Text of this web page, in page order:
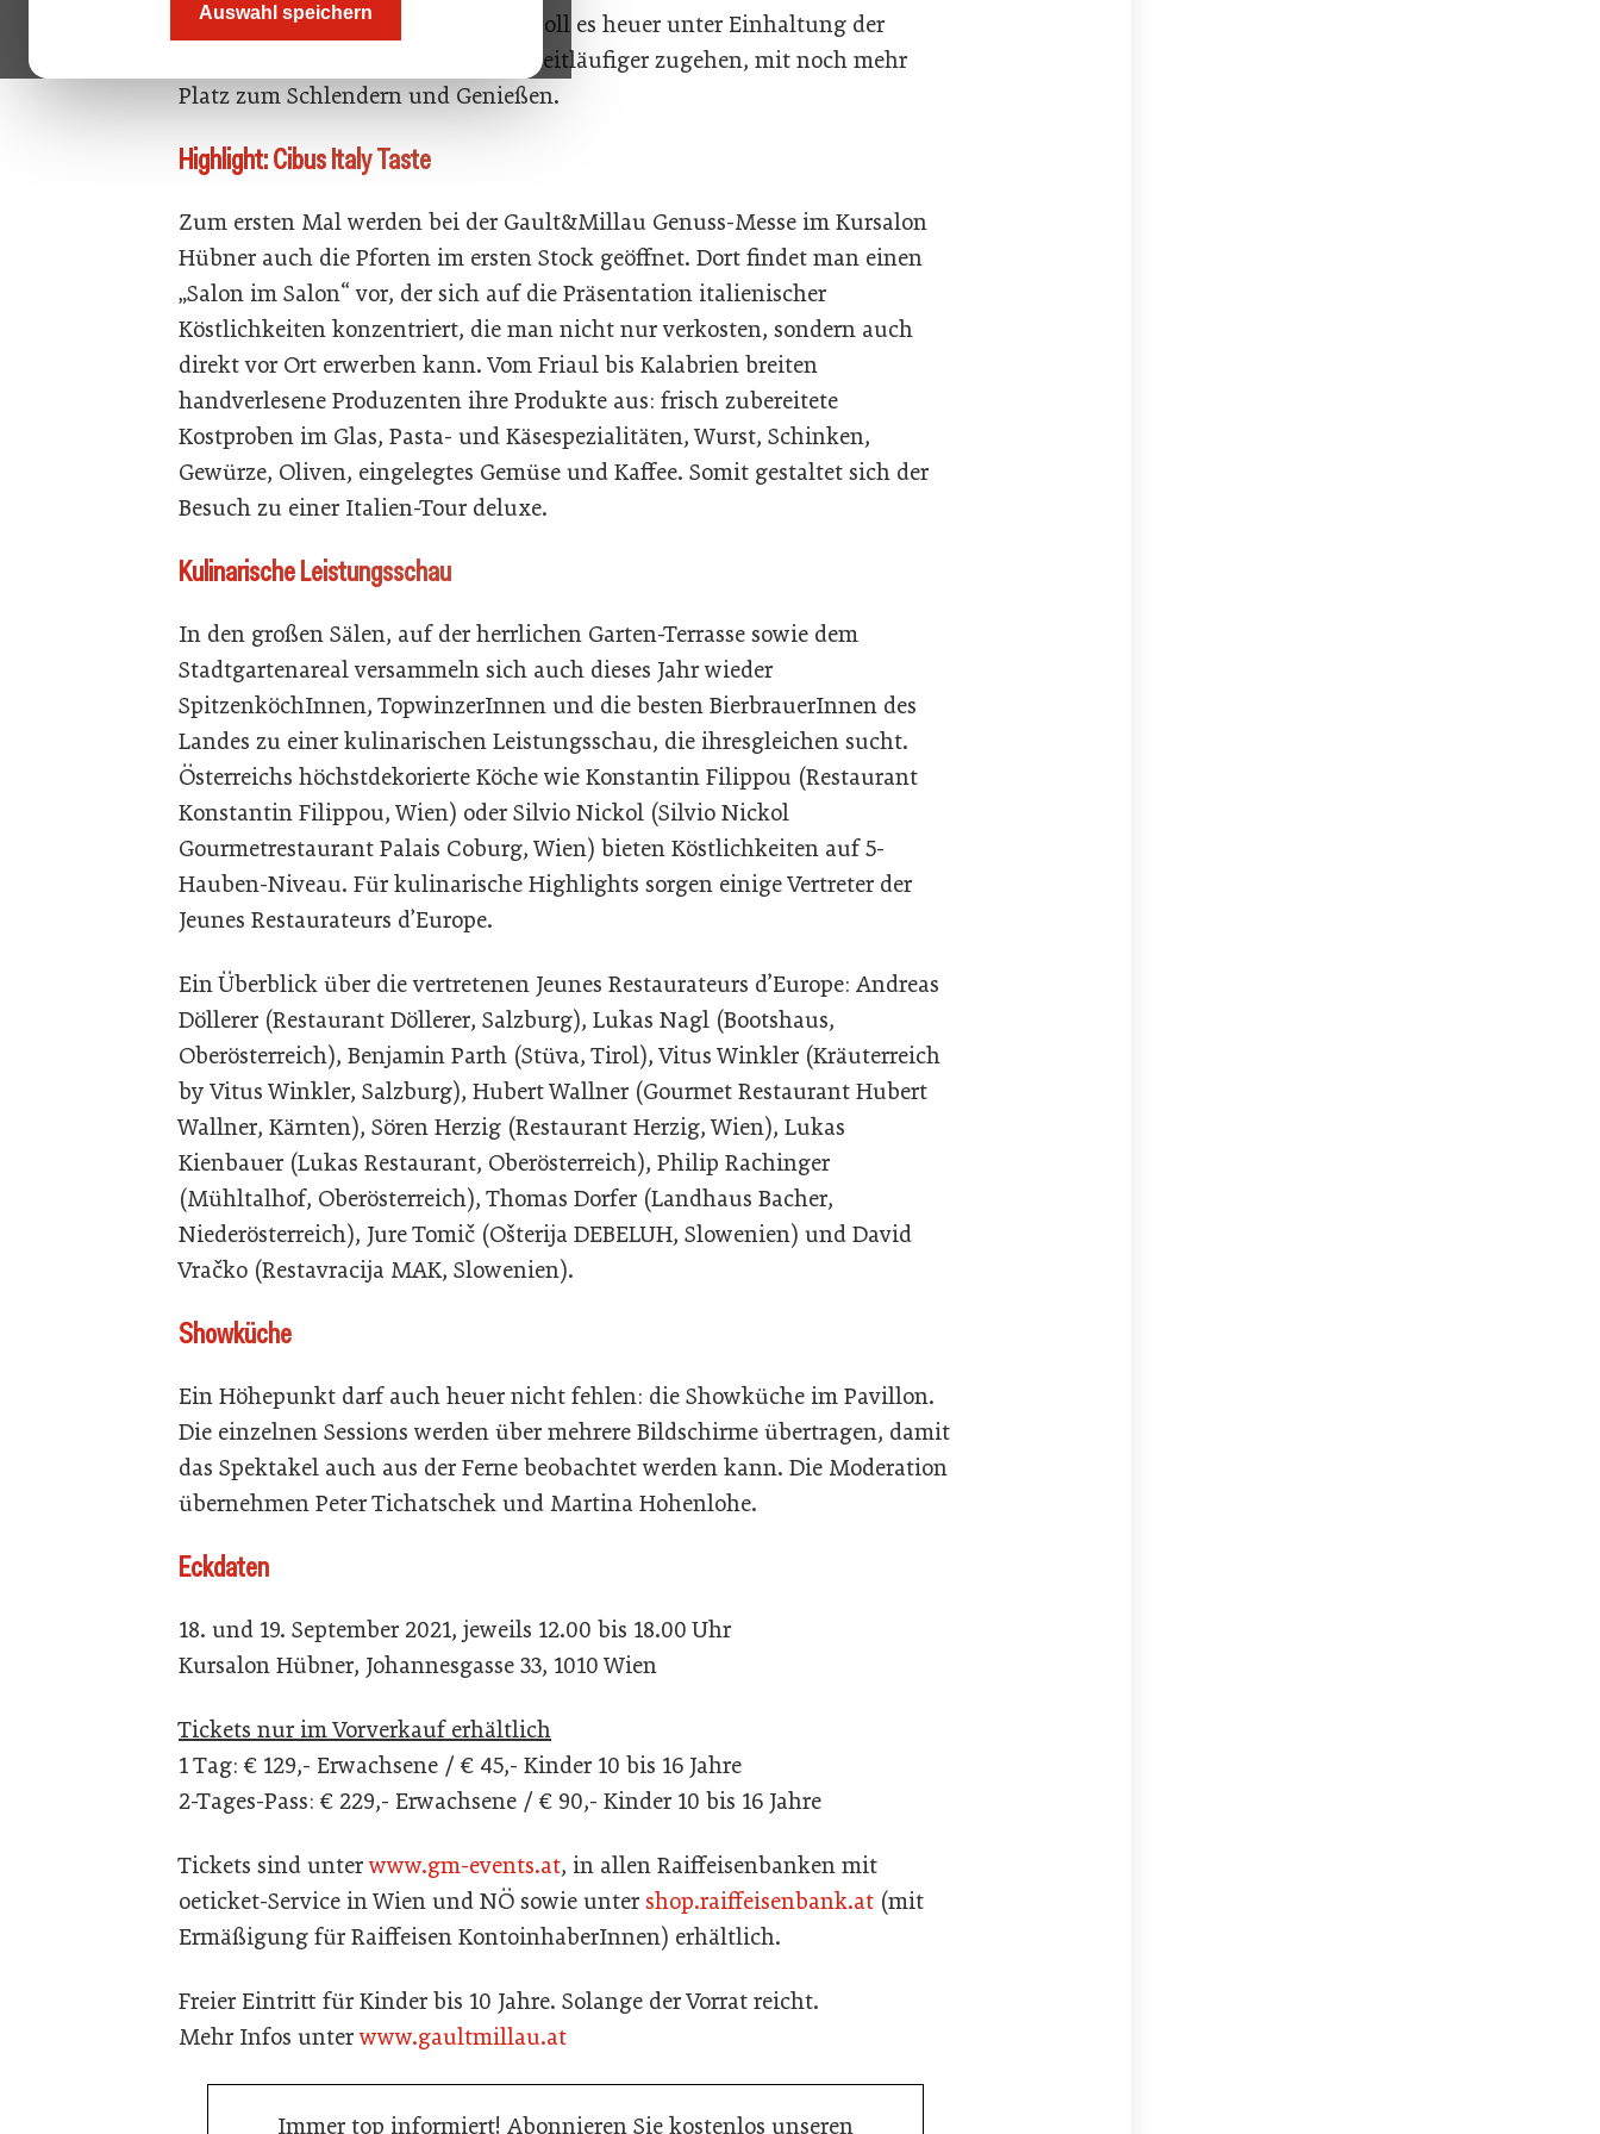
Auswahl speichern
Vorgängerinnen übertrumpfen. So soll es heuer unter Einhaltung der
Corona-Regeln noch luftiger und weitläufiger zugehen, mit noch mehr
Platz zum Schlendern und Genießen.
Highlight: Cibus Italy Taste
Zum ersten Mal werden bei der Gault&Millau Genuss-Messe im Kursalon
Hübner auch die Pforten im ersten Stock geöffnet. Dort findet man einen
„Salon im Salon“ vor, der sich auf die Präsentation italienischer
Köstlichkeiten konzentriert, die man nicht nur verkosten, sondern auch
direkt vor Ort erwerben kann. Vom Friaul bis Kalabrien breiten
handverlesene Produzenten ihre Produkte aus: frisch zubereitete
Kostproben im Glas, Pasta- und Käsespezialitäten, Wurst, Schinken,
Gewürze, Oliven, eingelegtes Gemüse und Kaffee. Somit gestaltet sich der
Besuch zu einer Italien-Tour deluxe.
Kulinarische Leistungsschau
In den großen Sälen, auf der herrlichen Garten-Terrasse sowie dem
Stadtgartenareal versammeln sich auch dieses Jahr wieder
SpitzenköchInnen, TopwinzerInnen und die besten BierbrauerInnen des
Landes zu einer kulinarischen Leistungsschau, die ihresgleichen sucht.
Österreichs höchstdekorierte Köche wie Konstantin Filippou (Restaurant
Konstantin Filippou, Wien) oder Silvio Nickol (Silvio Nickol
Gourmetrestaurant Palais Coburg, Wien) bieten Köstlichkeiten auf 5-
Hauben-Niveau. Für kulinarische Highlights sorgen einige Vertreter der
Jeunes Restaurateurs d’Europe.
Ein Überblick über die vertretenen Jeunes Restaurateurs d’Europe: Andreas
Döllerer (Restaurant Döllerer, Salzburg), Lukas Nagl (Bootshaus,
Oberösterreich), Benjamin Parth (Stüva, Tirol), Vitus Winkler (Kräuterreich
by Vitus Winkler, Salzburg), Hubert Wallner (Gourmet Restaurant Hubert
Wallner, Kärnten), Sören Herzig (Restaurant Herzig, Wien), Lukas
Kienbauer (Lukas Restaurant, Oberösterreich), Philip Rachinger
(Mühltalhof, Oberösterreich), Thomas Dorfer (Landhaus Bacher,
Niederösterreich), Jure Tomič (Ošterija DEBELUH, Slowenien) und David
Vračko (Restavracija MAK, Slowenien).
Showküche
Ein Höhepunkt darf auch heuer nicht fehlen: die Showküche im Pavillon.
Die einzelnen Sessions werden über mehrere Bildschirme übertragen, damit
das Spektakel auch aus der Ferne beobachtet werden kann. Die Moderation
übernehmen Peter Tichatschek und Martina Hohenlohe.
Eckdaten
18. und 19. September 2021, jeweils 12.00 bis 18.00 Uhr
Kursalon Hübner, Johannesgasse 33, 1010 Wien
Tickets nur im Vorverkauf erhältlich
1 Tag: € 129,- Erwachsene / € 45,- Kinder 10 bis 16 Jahre
2-Tages-Pass: € 229,- Erwachsene / € 90,- Kinder 10 bis 16 Jahre
Tickets sind unterwww.gm-events.at, in allen Raiffeisenbanken mit
oeticket-Service in Wien und NÖ sowie unter shop.raiffeisenbank.at (mit
Ermäßigung für Raiffeisen KontoinhaberInnen) erhältlich.
Freier Eintritt für Kinder bis 10 Jahre. Solange der Vorrat reicht.
Mehr Infos unterwww.gaultmillau.at
Immer top informiert! Abonnieren Sie kostenlos unseren